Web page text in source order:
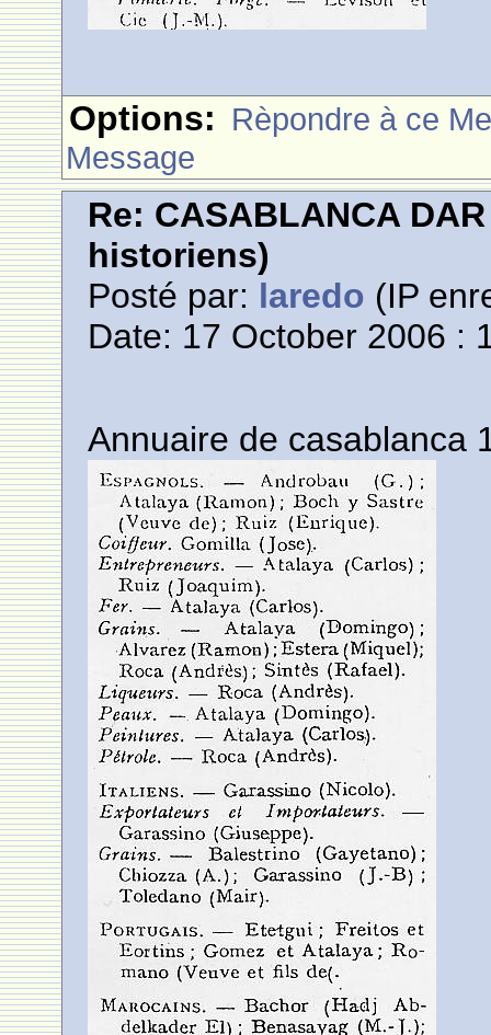
Options: Rèpondre à ce
Message
Re: CASABLANCA
historiens)
Posté par: laredo (IP
Date: 17 October 2006 :
Annuaire de casablanca